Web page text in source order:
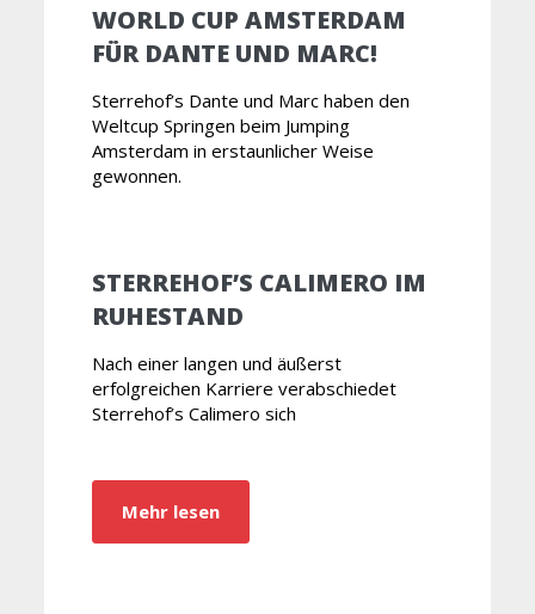
WORLD CUP AMSTERDAM
FÜR DANTE UND MARC!
Sterrehof’s Dante und Marc haben den
Weltcup Springen beim Jumping
Amsterdam in erstaunlicher Weise
gewonnen.
STERREHOF’S CALIMERO IM
RUHESTAND
Nach einer langen und äußerst
erfolgreichen Karriere verabschiedet
Sterrehof’s Calimero sich
Mehr lesen